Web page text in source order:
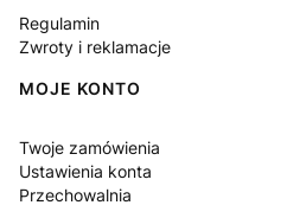
Regulamin
Zwroty i reklamacje
MOJE KONTO
Twoje zamówienia
Ustawienia konta
Przechowalnia